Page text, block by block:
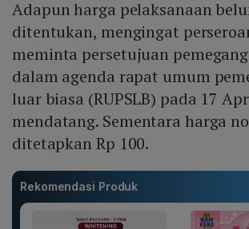
Adapun harga pelaksanaan
ditentukan, mengingat
meminta persetujuan
dalam agenda rapat umum
luar biasa (RUPSLB) pada 17
mendatang. Sementara harga
ditetapkan Rp 100.
Rekomendasi Produk